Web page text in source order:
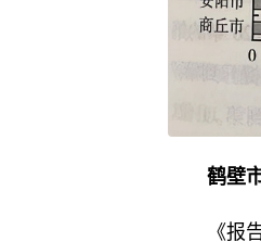
鹤壁
《报